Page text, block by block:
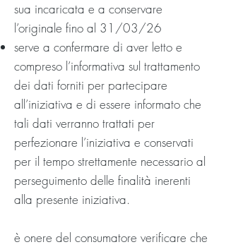
sua incaricata e a conservare
l’originale fino al 31/03/26
serve a confermare di aver letto e
compreso l’informativa sul trattamento
dei dati forniti per partecipare
all’iniziativa e di essere informato che
tali dati verranno trattati per
perfezionare l’iniziativa e conservati
per il tempo strettamente necessario al
perseguimento delle finalità inerenti
alla presente iniziativa.
è onere del consumatore verificare che